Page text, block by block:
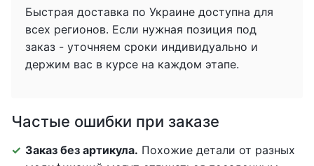
Быстрая доставка по Украине доступна для
всех регионов. Если нужная позиция под
заказ - уточняем сроки индивидуально и
держим вас в курсе на каждом этапе.
Частые ошибки при заказе
Заказ без артикула. Похожие детали от разных